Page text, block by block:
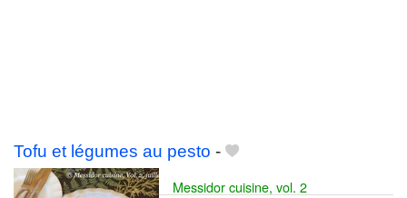
Tofu et légumes au pesto -
Messidor cuisine, vol. 2